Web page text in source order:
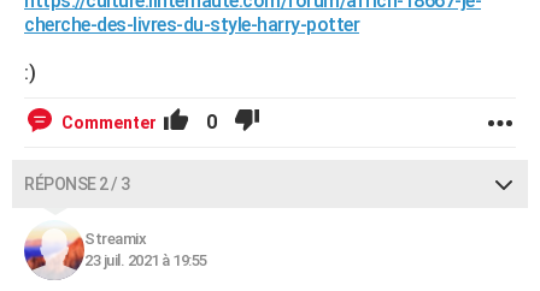
cherche-des-livres-du-style-harry-potter
:)
Commenter 0
RÉPONSE 2 / 3
Streamix
23 juil. 2021 à 19:55